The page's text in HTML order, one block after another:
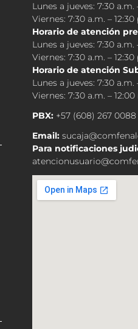
Lunes a jueves: 7:30 a.m.
Viernes: 7:30 a.m. –
Horario de atención
Lunes a jueves: 7:30 a.m.
Viernes: 7:30 a.m. –
Horario de atención
Lunes a jueves: 7:30
Viernes: 7:30 a.m. –
PBX: +57 (608) 267 0088
Email:
Para notificaciones